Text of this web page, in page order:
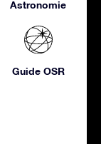
Astronomie
Guide OSR